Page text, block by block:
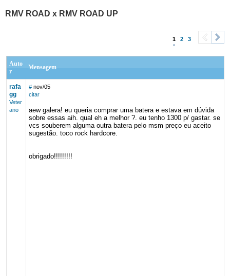
RMV ROAD x RMV ROAD UP
1 2 3
Auto
r
Mensagem
rafa
gg
Veter
ano
# nov/05
citar
aew galera! eu queria comprar uma batera e estava em dúvida
sobre essas aih. qual eh a melhor ?. eu tenho 1300 p/ gastar. se
vcs souberem alguma outra batera pelo msm preço eu aceito
sugestão. toco rock hardcore.
obrigado!!!!!!!!!